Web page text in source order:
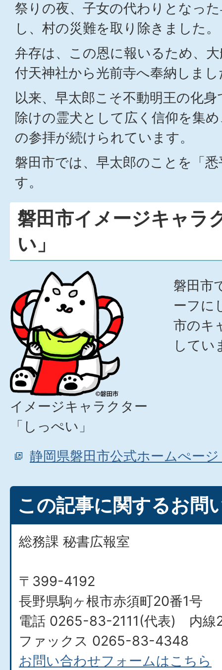
祭りの夜、子女の代わりとなっ
し、村の災難を取り除きました。
弁存は、この恩に報いるため、
付天神社から光前寺へ奉納しま
以来、早太郎こそ不動明王の化
除けの霊犬として広く信仰を集
の参拝が続けられています。
磐田市では、早太郎のことを「
す。
磐田市イメージキャラ
い」
イメージキャラクター
「しっぺい」
磐田市
ーフに
市のキ
してい
静岡県磐田市公式ホームぺー
この記事に関するお問
総務課 秘書広報室
〒399-4192
長野県駒ヶ根市赤須町20番1号
電話 0265-83-2111(代表) 内線
ファックス 0265-83-4348
お問い合わせフォームはこちら